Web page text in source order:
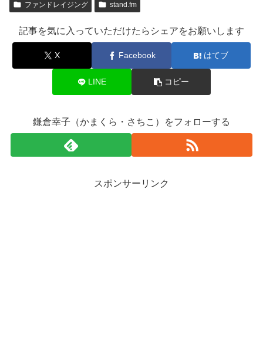
ファンドレイジング stand.fm
記事を気に入っていただけたらシェアをお願いします
X Facebook はてブ
LINE コピー
鎌倉幸子（かまくら・さちこ）をフォローする
スポンサーリンク